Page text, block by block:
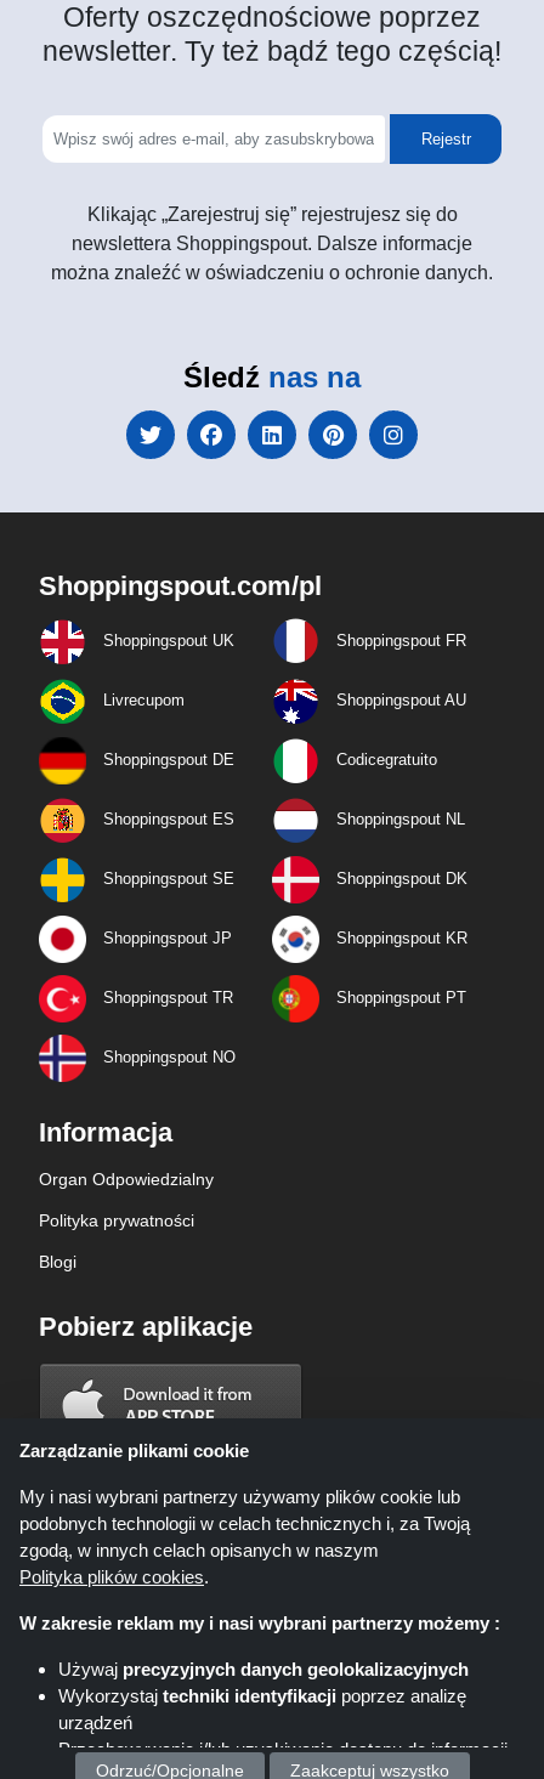
Oferty oszczędnościowe poprzez
newsletter. Ty też bądź tego częścią!
Rejestr
Klikając „Zarejestruj się” rejestrujesz się do
newslettera Shoppingspout. Dalsze informacje
można znaleźć w oświadczeniu o ochronie danych.
Śledź nas na
Shoppingspout.com/pl
Shoppingspout UK Shoppingspout FR
Livrecupom Shoppingspout AU
Shoppingspout DE Codicegratuito
Shoppingspout ES Shoppingspout NL
Shoppingspout SE Shoppingspout DK
Shoppingspout JP Shoppingspout KR
Shoppingspout TR Shoppingspout PT
Shoppingspout NO
Informacja
Organ Odpowiedzialny
Polityka prywatności
Blogi
Pobierz aplikacje
Shoppingspout.com/pl ani jego personel nie są zaangażowani, gdy
dokonujesz zakupu za pośrednictwem tych linków, Shoppingspout.com/pl
zarabia prowizję wyłącznie za pośrednictwem tych linków/ofert.
Prawa autorskie © 2026 Shoppingspout. Wszelkie prawa zastrzeżone
Zarządzanie plikami cookie
My i nasi wybrani partnerzy używamy plików cookie lub
podobnych technologii w celach technicznych i, za Twoją
zgodą, w innych celach opisanych w naszym
Polityka plików cookies.
W zakresie reklam my i nasi wybrani partnerzy możemy :
Używaj precyzyjnych danych geolokalizacyjnych
Wykorzystaj techniki identyfikacji poprzez analizę
urządzeń
Przechowywanie i/lub uzyskiwanie dostępu do informacji
Odrzuć/Opcjonalne Zaakceptuj wszystko